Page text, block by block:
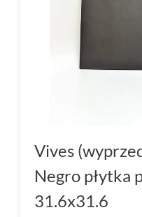
Vives
Negro płytka
31.6x31.6